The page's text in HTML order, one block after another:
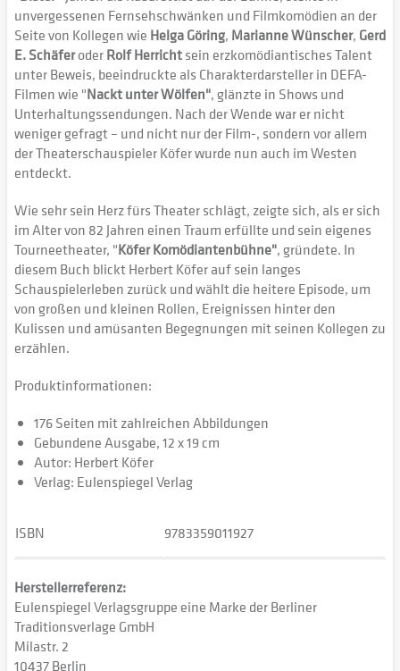
unvergessenen Fernsehschwänken und Filmkomödien an der
Seite von Kollegen wie Helga Göring, Marianne Wünscher, Gerd
E. SchäferoderRolf Herrichtsein erzkomödiantisches Talent
unter Beweis, beeindruckte als Charakterdarsteller in DEFA-
Filmen wie "Nackt unter Wölfen", glänzte in Shows und
Unterhaltungssendungen. Nach der Wende war er nicht
weniger gefragt – und nicht nur der Film-, sondern vor allem
der Theaterschauspieler Köfer wurde nun auch im Westen
entdeckt.
Wie sehr sein Herz fürs Theater schlägt, zeigte sich, als er sich
im Alter von 82 Jahren einen Traum erfüllte und sein eigenes
Tourneetheater, "Köfer Komödiantenbühne", gründete. In
diesem Buch blickt Herbert Köfer auf sein langes
Schauspielerleben zurück und wählt die heitere Episode, um
von großen und kleinen Rollen, Ereignissen hinter den
Kulissen und amüsanten Begegnungen mit seinen Kollegen zu
erzählen.
Produktinformationen:
176 Seiten mit zahlreichen Abbildungen
Gebundene Ausgabe, 12 x 19 cm
Autor: Herbert Köfer
Verlag: Eulenspiegel Verlag
ISBN 9783359011927
Herstellerreferenz:
Eulenspiegel Verlagsgruppe eine Marke der Berliner
Traditionsverlage GmbH
Milastr. 2
10437 Berlin